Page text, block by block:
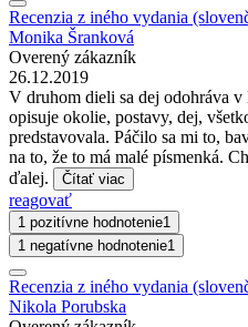
Recenzia z iného vydania
Monika Šranková
Overený zákazník
26.12.2019
V druhom dieli sa dej odohráva
opisuje okolie, postavy, dej,
predstavovala. Páčilo sa mi to,
na to, že to má malé písmenká.
ďalej.
Čítať viac
reagovať
1 pozitívne hodnotenie1
1 negatívne hodnotenie1
Recenzia z iného vydania
Nikola Porubska